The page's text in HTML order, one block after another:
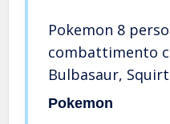
Pokemon 8
combattimento
Bulbasaur,
Pikachu, Eevee,
Pokemon